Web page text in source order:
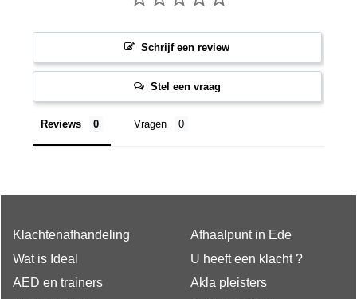
Schrijf een review
Stel een vraag
Reviews Vragen
Klachtenafhandeling
Wat is Ideal
AED en trainers
Afhaalpunt in Ede
U heeft een klacht ?
Akla pleisters